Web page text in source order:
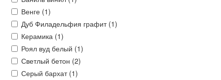
Венге (1)
Дуб Филадельфия графит (1)
Керамика (1)
Роял вуд белый (1)
Светлый бетон (2)
Серый бархат (1)